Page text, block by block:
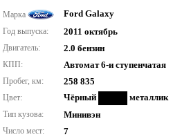
Марка Ford Galaxy
Год выпуска: 2011 октябрь
Двигатель: 2.0 бензин
КПП: Автомат 6-и ступенчатая
Пробег, км: 258 835
Цвет: Чёрный металлик
Тип кузова: Минивэн
Число мест: 7